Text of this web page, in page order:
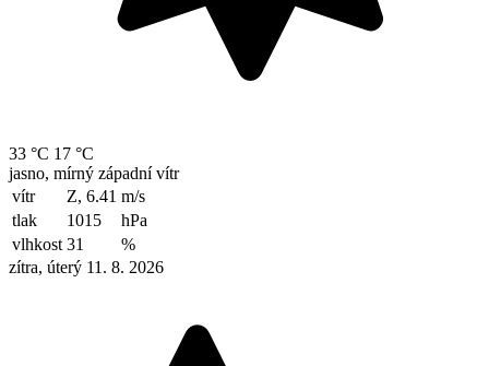
33 °C 17 °C
jasno, mírný západní vítr
vítr
Z, 6.41 m/s
tlak
1015
hPa
vlhkost 31
%
zítra, úterý 11. 8. 2026